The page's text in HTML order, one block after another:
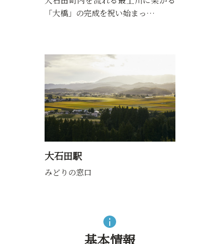
「大橋」の完成を祝い始まっ…
大石田駅
みどりの窓口
基本情報